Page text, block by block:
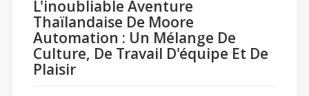
L'inoubliable Aventure
Thaïlandaise De Moore
Automation : Un Mélange De
Culture, De Travail D'équipe Et De
Plaisir